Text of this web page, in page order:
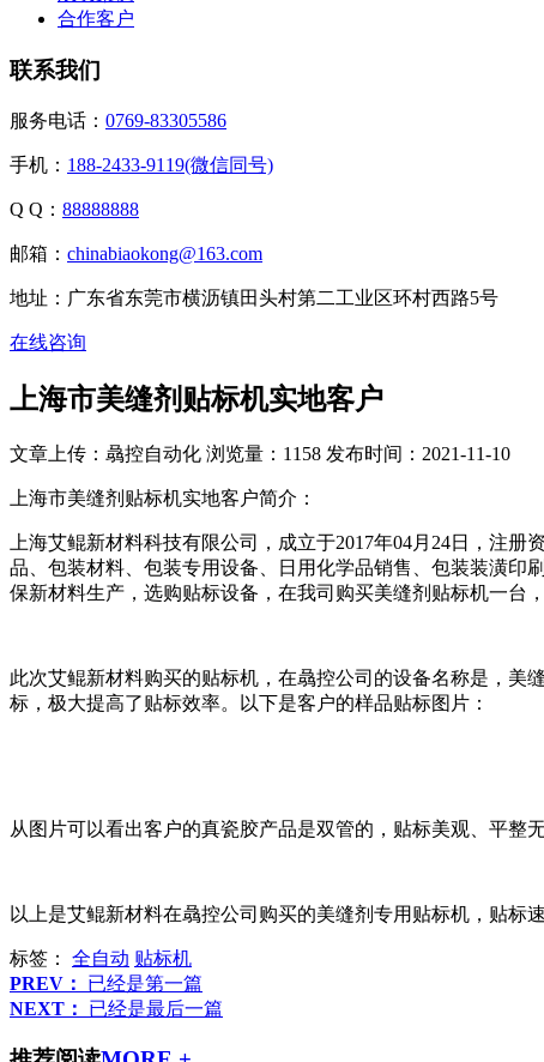
合作客户
联系我们
服务电话： 0769-83305586
手机： 188-2433-9119(微信同号)
Q Q： 88888888
邮箱： chinabiaokong@163.com
地址：广东省东莞市横沥镇田头村第二工业区环村西路5号
在线咨询
上海市美缝剂贴标机实地客户
文章上传：骉控自动化 浏览量：1158 发布时间：2021-11-10
上海市美缝剂贴标机实地客户简介：
上海艾鲲新材料科技有限公司，成立于2017年04月24日，注
品、包装材料、包装专用设备、日用化学品销售、包装装潢印
保新材料生产，选购贴标设备，在我司购买美缝剂贴标机一台
此次艾鲲新材料购买的贴标机，在骉控公司的设备名称是，美
标，极大提高了贴标效率。以下是客户的样品贴标图片：
从图片可以看出客户的真瓷胶产品是双管的，贴标美观、平整
以上是艾鲲新材料在骉控公司购买的美缝剂专用贴标机，贴标
标签： 全自动 贴标机
PREV：
已经是第一篇
NEXT：
已经是最后一篇